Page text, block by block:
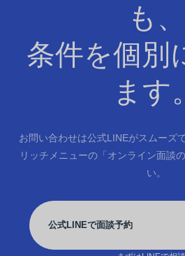
も、
条件を個別
ます。
お問い合わせは公式LINEがスムーズ
リッチメニューの「オンライン面談
い。
公式LINEで面談予約